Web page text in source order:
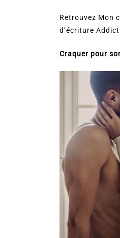
Retrouvez Mon
d’écriture
Craquer pour